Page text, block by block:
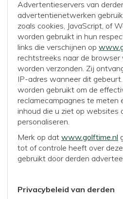
Advertentieservers van
advertentienetwerken
zoals cookies, JavaScript, of
worden gebruikt in hun
links die verschijnen op
rechtstreeks naar de browser
worden verzonden. Zij
IP-adres wanneer dit
worden gebruikt om de
reclamecampagnes te meten
inhoud die u ziet op websites
personaliseren.
Merk op dat www.golftime.nl
tot of controle heeft over
gebruikt door derden
Privacybeleid van derden